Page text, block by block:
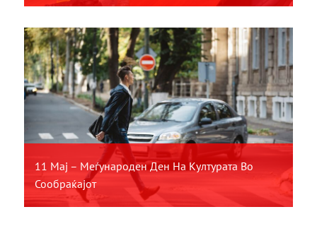
11 Мај – Меѓународен Ден На Културата Во
Сообраќајот